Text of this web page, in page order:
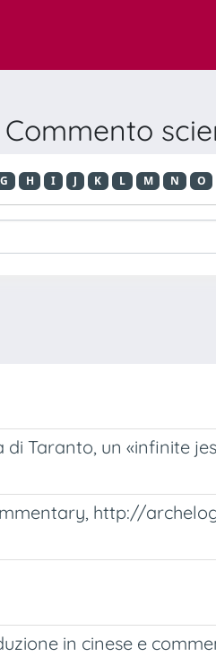
G H I J K L M N O
Taranto, un «infinite
http://
in cinese e